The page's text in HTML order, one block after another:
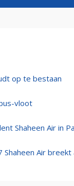
op te bestaan
vloot
Shaheen Air in
Air